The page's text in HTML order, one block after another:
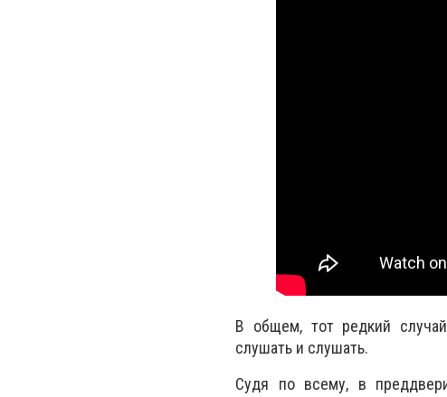
В общем, тот редкий
слушать и слушать.
Судя по всему, в